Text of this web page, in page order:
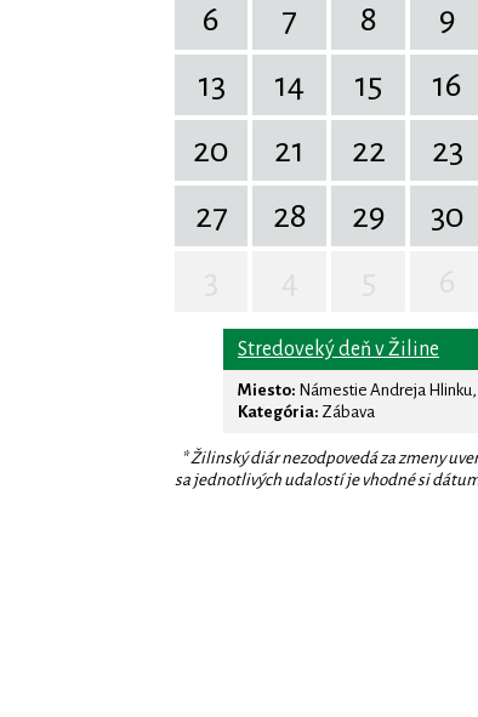
6
7 8 9
13
14 15 16
20
21 22 23
27
28 29 30
Stredoveký deň v Žiline
Miesto: Námestie Andreja
Kategória: Zábava
* Žilinský diár nezodpovedá za zmeny
sa jednotlivých udalostí je vhodné si